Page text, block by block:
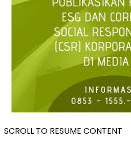
SCROLL TO RESUME CONTENT